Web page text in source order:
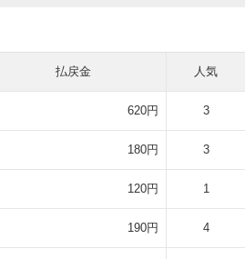
払戻金 人気
620円 3
180円 3
120円 1
190円 4